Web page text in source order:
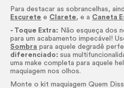
Para destacar as sobrancelhas,
Escurete e Clarete, e a Caneta
- Toque Extra: Não esqueça dos
para um acabamento impecável!
Sombra para aquele degradê
diferenciado:sua
umamake completa para aquele
maquiagem nos olhos.
Monte o kit maquiagem Quem